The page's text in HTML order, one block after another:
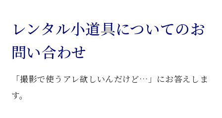
付
花
台
レンタル小道具についてのお
問い合わせ
「撮影で使うアレ欲しいんだけど…」にお答えしま
す。